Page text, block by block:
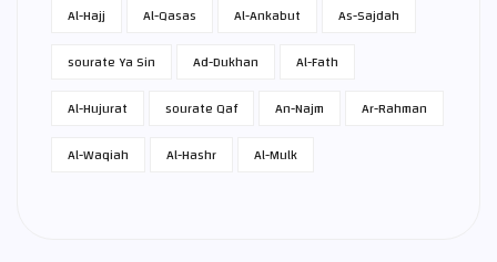
Al-Hajj
Al-Qasas Al-Ankabut
As-Sajdah
sourate Ya Sin
Ad-Dukhan
Al-Fath
Al-Hujurat
sourate Qaf An-Najm
Ar-Rahman
Al-Waqiah
Al-Hashr Al-Mulk